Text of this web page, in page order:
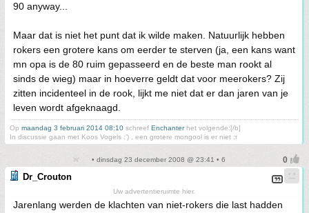
90 anyway...
Maar dat is niet het punt dat ik wilde maken. Natuurlijk hebben
rokers een grotere kans om eerder te sterven (ja, een kans want
mn opa is de 80 ruim gepasseerd en de beste man rookt al
sinds de wieg) maar in hoeverre geldt dat voor meerokers? Zij
zitten incidenteel in de rook, lijkt me niet dat er dan jaren van je
leven wordt afgeknaagd.
Op maandag 3 februari 2014 08:10 schreef Enchanterhet volgende:[/b]
In discussie gaan met Koos Vogels :') , een grotere mongool is er niet :r
• dinsdag 23 december 2008 @ 23:41 • 6
Dr_Crouton
Uw advertentieruimte hier.
Jarenlang werden de klachten van niet-rokers die last hadden